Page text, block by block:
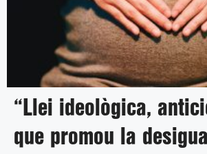
“Llei ideològica,
que promou la